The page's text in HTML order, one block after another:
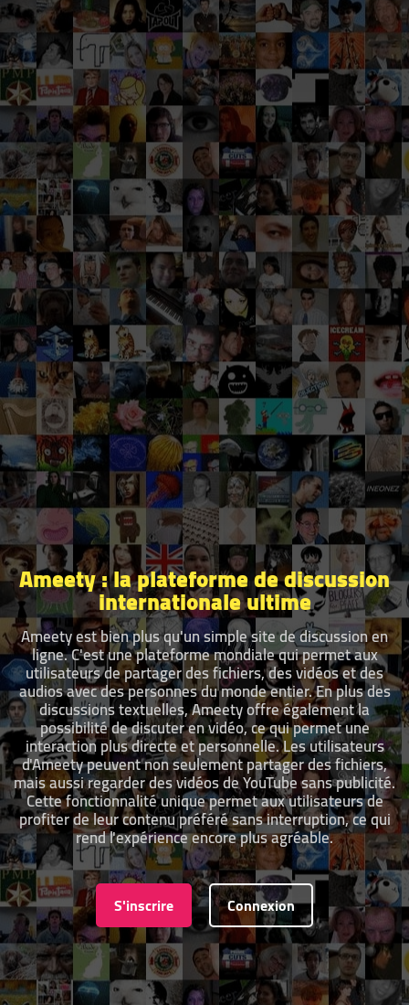
Ameety : la plateforme de discussion
internationale ultime
Ameety est bien plus qu'un simple site de discussion en
ligne. C'est une plateforme mondiale qui permet aux
utilisateurs de partager des fichiers, des vidéos et des
audios avec des personnes du monde entier. En plus des
discussions textuelles, Ameety offre également la
possibilité de discuter en vidéo, ce qui permet une
interaction plus directe et personnelle. Les utilisateurs
d'Ameety peuvent non seulement partager des fichiers,
mais aussi regarder des vidéos de YouTube sans publicité.
Cette fonctionnalité unique permet aux utilisateurs de
profiter de leur contenu préféré sans interruption, ce qui
rend l'expérience encore plus agréable.
S'inscrire Connexion